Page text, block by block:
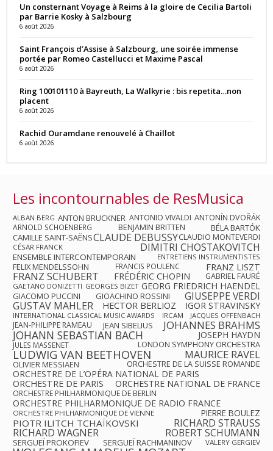
Un consternant Voyage à Reims à la gloire de Cecilia Bartoli
par Barrie Kosky à Salzbourg
6 août 2026
Saint François d’Assise à Salzbourg, une soirée immense
portée par Romeo Castellucci et Maxime Pascal
6 août 2026
Ring 100101110 à Bayreuth, La Walkyrie : bis repetita…non
placent
6 août 2026
Rachid Ouramdane renouvelé à Chaillot
6 août 2026
Les incontournables de ResMusica
ALBAN BERG ANTON BRUCKNER ANTONIO VIVALDI ANTONÍN DVOŘÁK
ARNOLD SCHOENBERG
BENJAMIN BRITTEN
BÉLA BARTÓK
CAMILLE SAINT-SAËNSCLAUDE DEBUSSYCLAUDIO MONTEVERDI
CÉSAR FRANCK DIMITRI CHOSTAKOVITCH
ENSEMBLE INTERCONTEMPORAIN ENTRETIENS INSTRUMENTISTES
FELIX MENDELSSOHN FRANCIS POULENC FRANZ LISZT
FRANZ SCHUBERT FRÉDÉRIC CHOPIN GABRIEL FAURÉ
GAETANO DONIZETTI GEORGES BIZET GEORG FRIEDRICH HAENDEL
GIACOMO PUCCINI GIOACHINO ROSSINI GIUSEPPE VERDI
GUSTAV MAHLER HECTOR BERLIOZ IGOR STRAVINSKY
INTERNATIONAL CLASSICAL MUSIC AWARDS IRCAM JACQUES OFFENBACH
JEAN-PHILIPPE RAMEAU JEAN SIBELIUS JOHANNES BRAHMS
JOHANN SEBASTIAN BACH JOSEPH HAYDN
JULES MASSENET LONDON SYMPHONY ORCHESTRA
LUDWIG VAN BEETHOVEN MAURICE RAVEL
OLIVIER MESSIAEN ORCHESTRE DE LA SUISSE ROMANDE
ORCHESTRE DE L’OPÉRA NATIONAL DE PARIS
ORCHESTRE DE PARIS
ORCHESTRE NATIONAL DE FRANCE
ORCHESTRE PHILHARMONIQUE DE BERLIN
ORCHESTRE PHILHARMONIQUE DE RADIO FRANCE
ORCHESTRE PHILHARMONIQUE DE VIENNE PIERRE BOULEZ
PIOTR ILITCH TCHAÏKOVSKI RICHARD STRAUSS
RICHARD WAGNER ROBERT SCHUMANN
SERGUEÏ PROKOFIEV SERGUEÏ RACHMANINOV VALERY GERGIEV